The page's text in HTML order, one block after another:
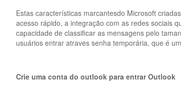
Estas características marcantesdo Microsoft
acesso rápido, a integração com as redes sociais
capacidade de classificar as mensagens pelo
usuários entrar atraves senha temporária, que é
Crie uma conta do outlook para entrar Outlook